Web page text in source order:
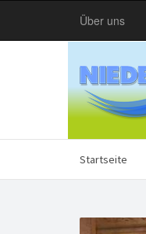
Über uns
Startseite